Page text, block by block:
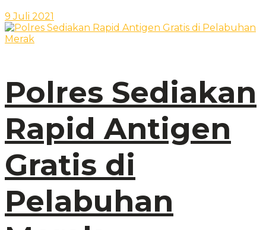
9 Juli 2021
Polres Sediakan
Rapid Antigen
Gratis di
Pelabuhan